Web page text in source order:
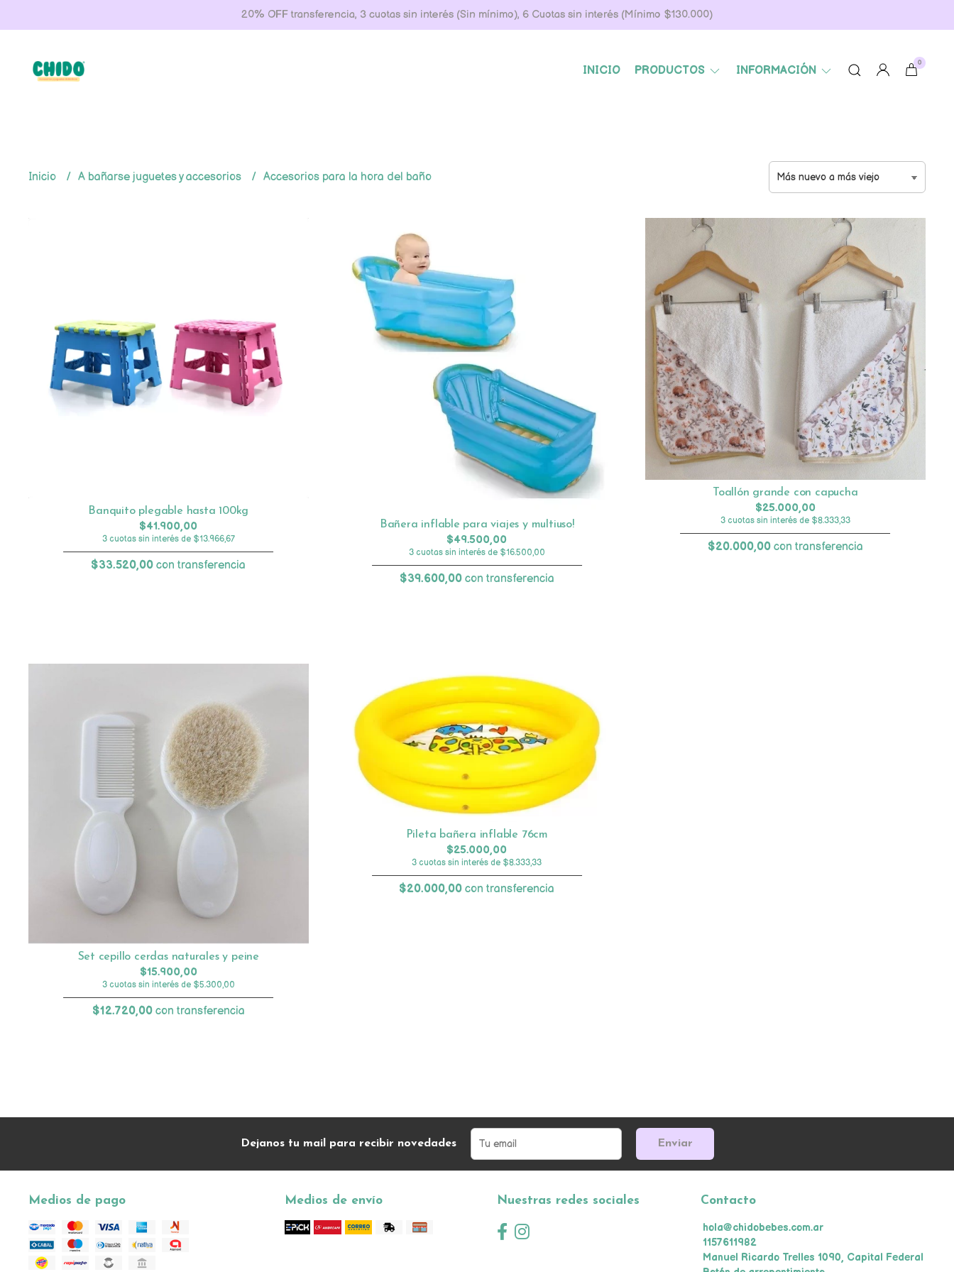
20% OFF transferencia, 3 cuotas sin interés (Sin mínimo), 6 Cuotas sin interés (Mínimo $130.000)
INICIO PRODUCTOS INFORMACIÓN
0
Inicio A bañarse juguetes y accesorios Accesorios para la hora del baño
Banquito plegable hasta 100kg
$41.900,00
3 cuotas sin interés de $13.966,67
$33.520,00 con transferencia
Bañera inflable para viajes y multiuso!
$49.500,00
3 cuotas sin interés de $16.500,00
$39.600,00con transferencia
Toallón grande con capucha
$25.000,00
3 cuotas sin interés de $8.333,33
$20.000,00con transferencia
Set cepillo cerdas naturales y peine
$15.900,00
3 cuotas sin interés de $5.300,00
$12.720,00con transferencia
Pileta bañera inflable 76cm
$25.000,00
3 cuotas sin interés de $8.333,33
$20.000,00 con transferencia
Dejanos tu mail para recibir novedades Enviar
Medios de pago Medios de envío Nuestras redes sociales Contacto
hola@chidobebes.com.ar
1157611982
Manuel Ricardo Trelles 1090, Capital Federal